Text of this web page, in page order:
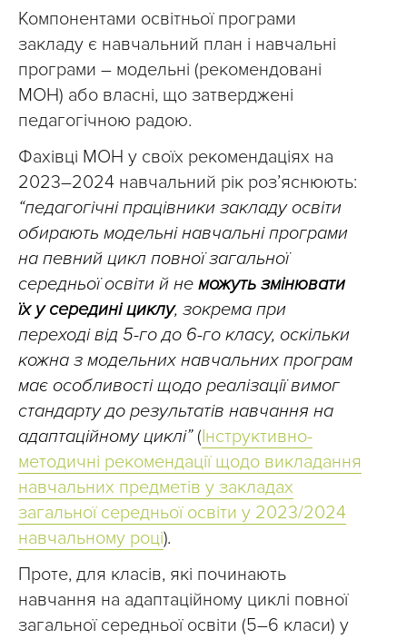
Компонентами освітньої програми
закладу є навчальний план і навчальні
програми – модельні (рекомендовані
МОН) або власні, що затверджені
педагогічною радою.
Фахівці МОН у своїх рекомендаціях на
2023–2024 навчальний рік розʼяснюють:
“педагогічні працівники закладу освіти
обирають модельні навчальні програми
на певний цикл повної загальної
середньої освіти й не можуть змінювати
їх у середині циклу, зокрема при
переході від 5-го до 6-го класу, оскільки
кожна з модельних навчальних програм
має особливості щодо реалізації вимог
стандарту до результатів навчання на
адаптаційному циклі” (Інструктивно-
методичні рекомендації щодо викладання
навчальних предметів у закладах
загальної середньої освіти у 2023/2024
навчальному році).
Проте, для класів, які починають
навчання на адаптаційному циклі повної
загальної середньої освіти (5–6 класи) у